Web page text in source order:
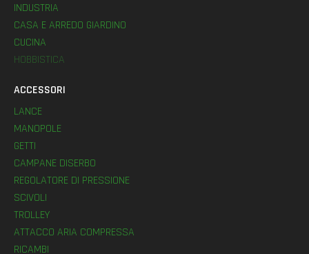
INDUSTRIA
CASA E ARREDO GIARDINO
CUCINA
HOBBISTICA
ACCESSORI
LANCE
MANOPOLE
GETTI
CAMPANE DISERBO
REGOLATORE DI PRESSIONE
SCIVOLI
TROLLEY
ATTACCO ARIA COMPRESSA
RICAMBI